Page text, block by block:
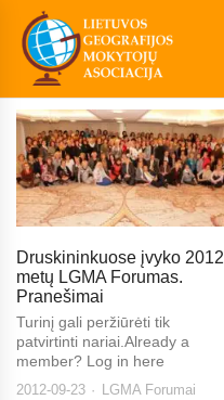
Druskininkuose įvyko 2012
metų LGMA Forumas.
Pranešimai
Turinį gali peržiūrėti tik
patvirtinti nariai.Already a
member? Log in here
2012-09-23 LGMA Forumai